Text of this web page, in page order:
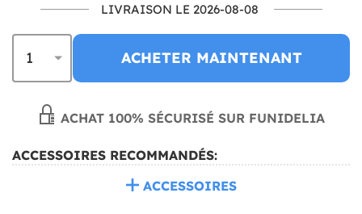
LIVRAISON LE 2026-08-08
ACHETER MAINTENANT
ACHAT 100% SÉCURISÉ SUR FUNIDELIA
ACCESSOIRES RECOMMANDÉS:
ACCESSOIRES